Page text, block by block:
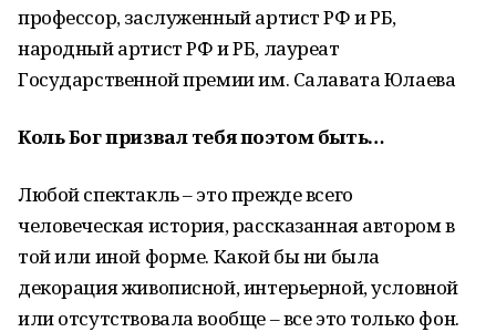
профессор, заслуженный артист РФ и РБ,
народный артист РФ и РБ, лауреат
Государственной премии им. Салавата Юлаева
Коль Бог призвал тебя поэтом быть…
Любой спектакль – это прежде всего
человеческая история, рассказанная автором в
той или иной форме. Какой бы ни была
декорация живописной, интерьерной, условной
или отсутствовала вообще – все это только фон.